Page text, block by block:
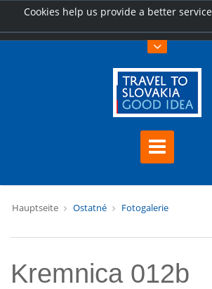
Cookies help us provide a better service
Hauptseite Ostatné Fotogalerie
Kremnica 012b